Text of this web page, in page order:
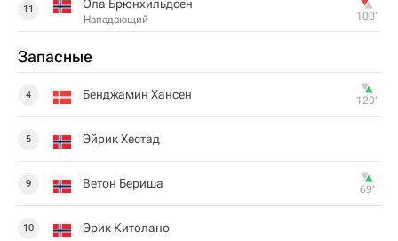
11 Ола Брюнхильдсен
Нападающий 100‎’‎
Запасные
4 Бенджамин Хансен 120‎’‎
5 Эйрик Хестад
9 Ветон Бериша 69‎’‎
10 Эрик Китолано